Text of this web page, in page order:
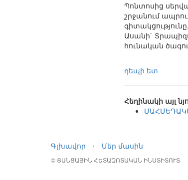
Պոնտոսից
շրջանում
Ասանի`
հունական
դեպի ետ
Հեղինակի այլ
Գլխավոր ⋅ Մեր մասին
© ՑԱՆՑԱՅԻՆ ՀԵՏԱԶՈՏԱԿԱՆ ԻՆՍՏԻՏՈՒՏ